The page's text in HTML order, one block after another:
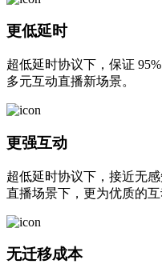
更低延时
超低延时协议下，保证
多元互动直播新场景。
更强互动
超低延时协议下，接近无
直播场景下，更为优质的互
无迁移成本